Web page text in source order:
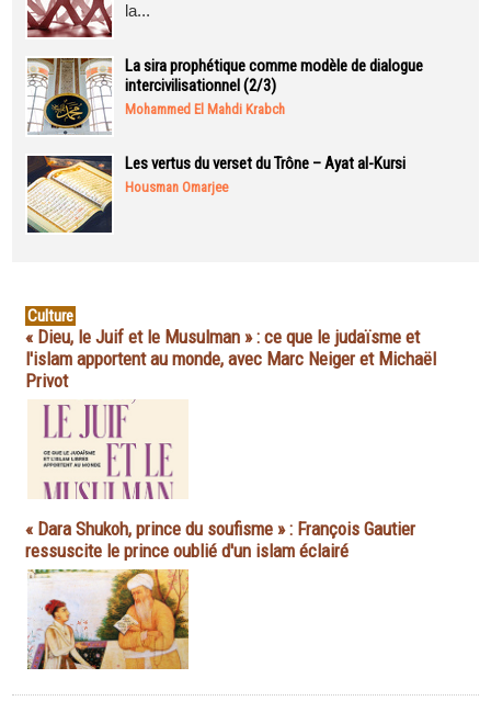
la...
La sira prophétique comme modèle de dialogue
intercivilisationnel (2/3)
Mohammed El Mahdi Krabch
Les vertus du verset du Trône – Ayat al-Kursi
Housman Omarjee
Culture
« Dieu, le Juif et le Musulman » : ce que le judaïsme et
l'islam apportent au monde, avec Marc Neiger et Michaël
Privot
« Dara Shukoh, prince du soufisme » : François Gautier
ressuscite le prince oublié d'un islam éclairé